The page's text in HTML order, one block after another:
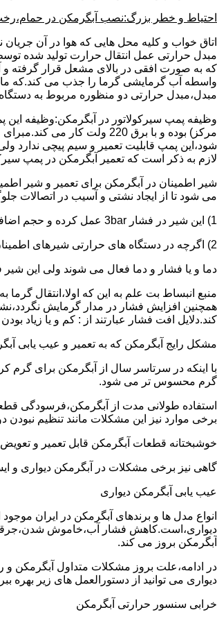
احتیاط و خطر بزرگ:نصب آبگرمکن در
اتاق خواب و کلیه محل هایی که هوا در آن
مبدل حرارتی عمل انتقال حرارت تولید شده
که به صورت افقی در بالای مشعل قرار گرفته
واسطه آب گرمایشی گرما را جذب می کند.که ما
مبدل،مبدل حرارتی دو منظوره مربوط به
وظیفه پمپ سیرکولاتور در آبگرمکن:وظیفه
مرکز) بوده و با برق 220
شود،این پمپ قابلیت تعمیر و سیم پیچی ندارد
لازم به ذکر است که تعمیر آبگرمکن در پمپ
شیر اطمینان در آبگرمکن برای تعمیر و شیر
می شود تا از ایجاد نشتی و آسیب در اتصالات
1) این شیر در فشار 3bar عمل کرده و حجم اضافی آب مدار گرمایش را تخلیه می کند.
2) اگرچه در دستگاه های حرارتی شیرهای اطمینان با افزایش فشار،
دما و یا فشار و دما فعال می شوند ولی این
منبع انبساط بت علم به این که اولا،انتقال
همچنین افزایش فشار در مدار گرمایش
کند.دلایل افت فشار عبارتند از : کم و یا زیاد
مشکل رایج آبگرمکن که به تعمیر و عیب یابی
با اینکه در سرتاسر سال از آبگرمکن برای
گرم محسوس تر می شود.
استفاده طولانی مدت از آبگرمکن،فرسودگی
برخی موارد نیز این مشکلات مانند تنظیم
خوشبختانه قطعات آبگرمکن قابل تعمیر و
گاهی نیز برخی مشکلات در آبگرمکن دیواری و
عیب یابی آبگرمکن دیواری
انواع مدل ها و برندهای آبگرمکن در ایران
دیواری،است.کاهش فشار آب،خاموش شدن،جرقه
آبگرمکن بروز می کند.
در ادامه،علت بروز مشکلات متداول آبگرمکن و
دیواری می توانید از دستورالعمل های زیر بهره
خرابی سنسور حرارتی آبگرمکن